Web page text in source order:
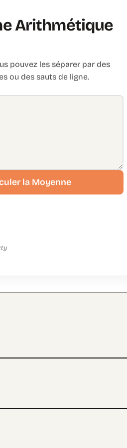
Arithmétique
pouvez les séparer par des
ou des sauts de ligne.
la Moyenne